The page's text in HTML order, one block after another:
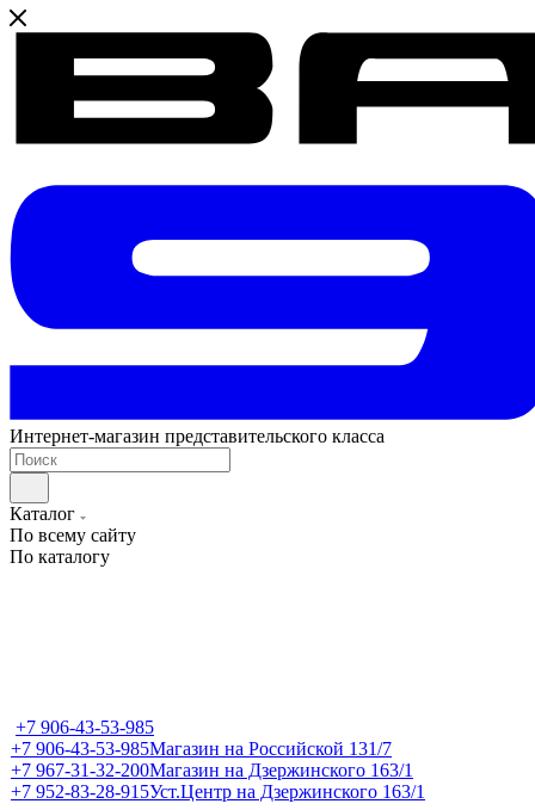
Интернет-магазин представительского класса
Каталог
По всему сайту
По каталогу
+7 906-43-53-985
+7 906-43-53-985Магазин на Российской 131/7
+7 967-31-32-200Магазин на Дзержинского 163/1
+7 952-83-28-915Уст.Центр на Дзержинского 163/1